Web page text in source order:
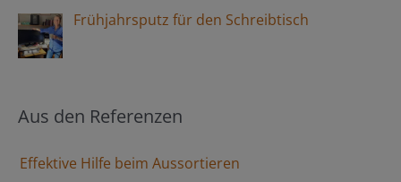
Frühjahrsputz für den Schreibtisch
Aus den Referenzen
Effektive Hilfe beim Aussortieren